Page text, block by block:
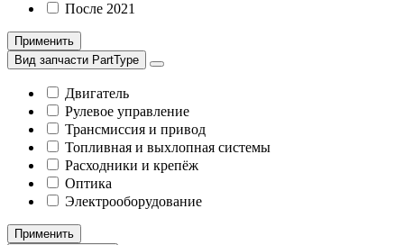
После 2021
Применить
Вид запчасти PartType
Двигатель
Рулевое управление
Трансмиссия и привод
Топливная и выхлопная системы
Расходники и крепёж
Оптика
Электрооборудование
Применить